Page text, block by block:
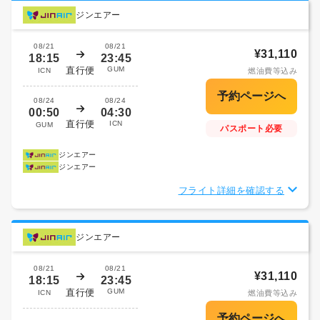
ジンエアー
08/21
18:15
ICN 直行便
08/21
23:45
GUM
08/24
00:50
GUM 直行便
08/24
04:30
ICN
¥31,110
燃油費等込み
パスポート必要
ジンエアー
ジンエアー
フライト詳細を確認する
ジンエアー
08/21
18:15
ICN 直行便
08/21
23:45
GUM
¥31,110
燃油費等込み